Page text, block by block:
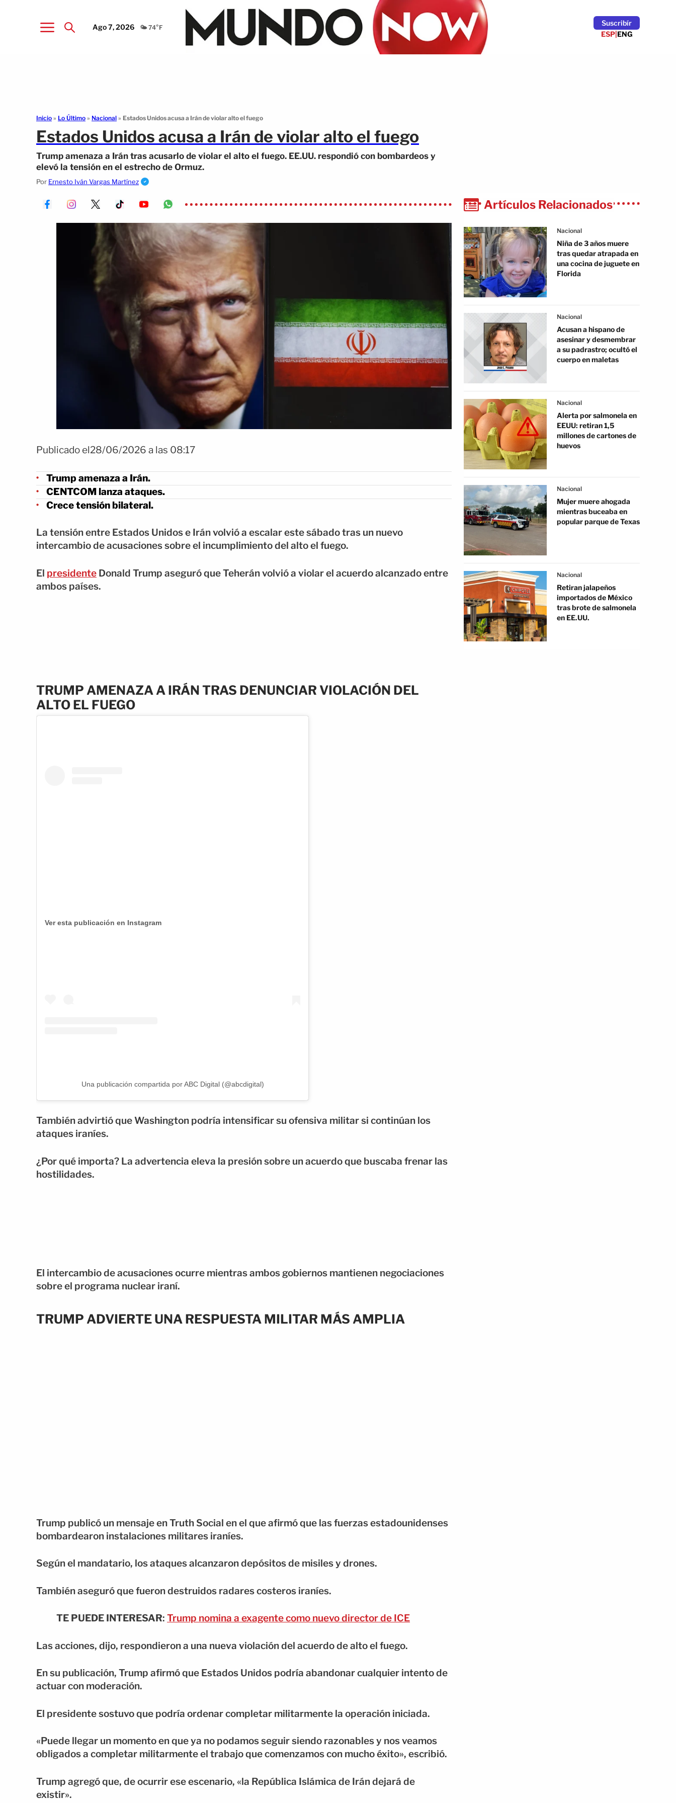
Ago 7, 2026 🌤️ 74°F
Suscribír
ESP|ENG
Inicio » Lo Último » Nacional » Estados Unidos acusa a Irán de violar alto el fuego
Estados Unidos acusa a Irán de violar alto el fuego
Trump amenaza a Irán tras acusarlo de violar el alto el fuego. EE.UU. respondió con bombardeos y
elevó la tensión en el estrecho de Ormuz.
Por Ernesto Iván Vargas Martínez
Publicado el28/06/2026 a las 08:17
Trump amenaza a Irán.
CENTCOM lanza ataques.
Crece tensión bilateral.
La tensión entre Estados Unidos e Irán volvió a escalar este sábado tras un nuevo
intercambio de acusaciones sobre el incumplimiento del alto el fuego.
El presidente Donald Trump aseguró que Teherán volvió a violar el acuerdo alcanzado entre
ambos países.
TRUMP AMENAZA A IRÁN TRAS DENUNCIAR VIOLACIÓN DEL
ALTO EL FUEGO
Ver esta publicación en Instagram
Una publicación compartida por ABC Digital (@abcdigital)
También advirtió que Washington podría intensificar su ofensiva militar si continúan los
ataques iraníes.
¿Por qué importa? La advertencia eleva la presión sobre un acuerdo que buscaba frenar las
hostilidades.
El intercambio de acusaciones ocurre mientras ambos gobiernos mantienen negociaciones
sobre el programa nuclear iraní.
TRUMP ADVIERTE UNA RESPUESTA MILITAR MÁS AMPLIA
Trump publicó un mensaje en Truth Social en el que afirmó que las fuerzas estadounidenses
bombardearon instalaciones militares iraníes.
Según el mandatario, los ataques alcanzaron depósitos de misiles y drones.
También aseguró que fueron destruidos radares costeros iraníes.
TE PUEDE INTERESAR: Trump nomina a exagente como nuevo director de ICE
Las acciones, dijo, respondieron a una nueva violación del acuerdo de alto el fuego.
En su publicación, Trump afirmó que Estados Unidos podría abandonar cualquier intento de
actuar con moderación.
El presidente sostuvo que podría ordenar completar militarmente la operación iniciada.
«Puede llegar un momento en que ya no podamos seguir siendo razonables y nos veamos
obligados a completar militarmente el trabajo que comenzamos con mucho éxito», escribió.
Trump agregó que, de ocurrir ese escenario, «la República Islámica de Irán dejará de
existir».
Artículos Relacionados
Nacional
Niña de 3 años muere
tras quedar atrapada en
una cocina de juguete en
Florida
Nacional
Acusan a hispano de
asesinar y desmembrar
a su padrastro; ocultó el
cuerpo en maletas
Nacional
Alerta por salmonela en
EEUU: retiran 1,5
millones de cartones de
huevos
Nacional
Mujer muere ahogada
mientras buceaba en
popular parque de Texas
Nacional
Retiran jalapeños
importados de México
tras brote de salmonela
en EE.UU.